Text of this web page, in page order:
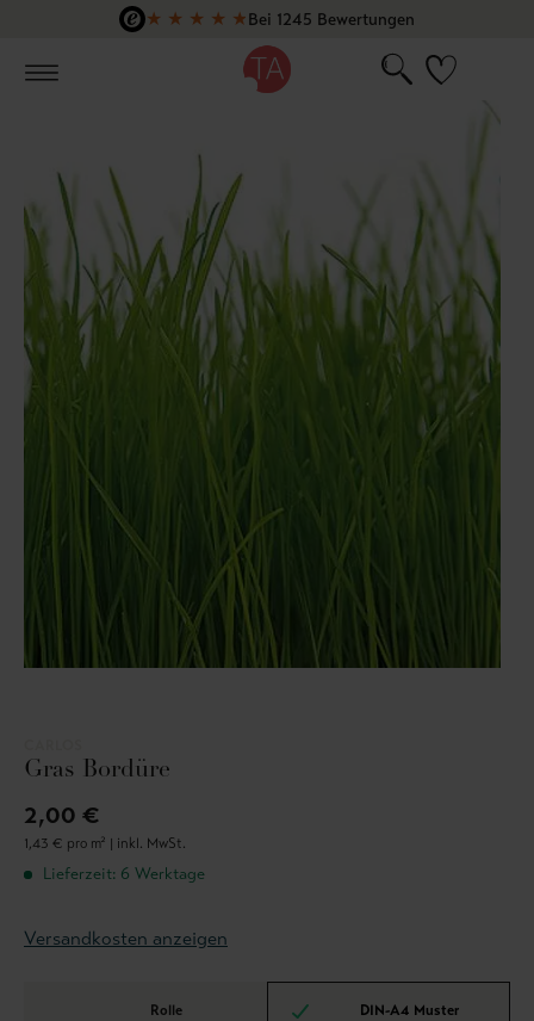
Zum Hauptinhalt springen
★ ★ ★ ★ ★Bei 1245 Bewertungen
Gras Bordüre
2,00 €
1,43 € pro m² | inkl. MwSt.
Lieferzeit: 6 Werktage
Versandkosten anzeigen
Rolle DIN-A4 Muster